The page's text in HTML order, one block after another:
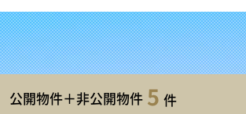
公開物件＋非公開物件 5 件